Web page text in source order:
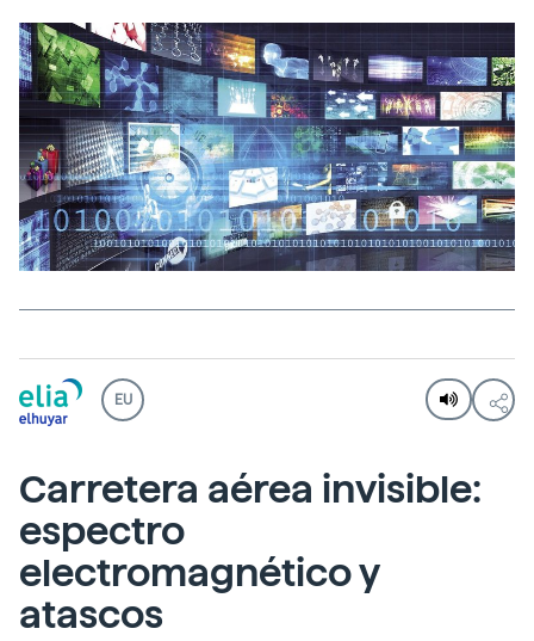
EU
Carretera aérea invisible:
espectro
electromagnético y
atascos